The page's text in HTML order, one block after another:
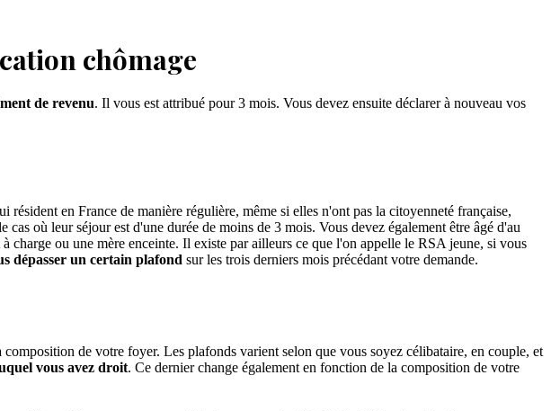
chômage
de revenu. Il vous est attribué pour 3 mois. Vous devez ensuite déclarer à nouveau vos
en France de manière régulière, même si elles n'ont pas la citoyenneté française,
où leur séjour est d'une durée de moins de 3 mois. Vous devez également être âgé d'au
charge ou une mère enceinte. Il existe par ailleurs ce que l'on appelle le RSA jeune, si vous
dépasser un certain plafond sur les trois derniers mois précédant votre demande.
de votre foyer. Les plafonds varient selon que vous soyez célibataire, en couple, et
vous avez droit. Ce dernier change également en fonction de la composition de votre